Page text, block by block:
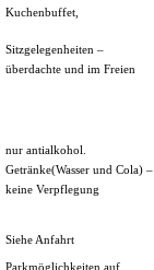
Kuchenbuffet,
Sitzgelegenheiten –
überdachte und im Freien
nur antialkohol.
Getränke(Wasser und Cola) –
keine Verpflegung
Siehe Anfahrt
Parkmöglichkeiten auf